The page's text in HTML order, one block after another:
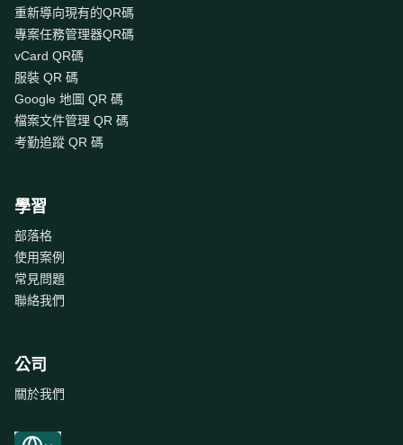
重新導向現有的QR碼
專案任務管理器QR碼
vCard QR碼
服裝 QR 碼
Google 地圖 QR 碼
檔案文件管理 QR 碼
考勤追蹤 QR 碼
學習
部落格
使用案例
常見問題
聯絡我們
公司
關於我們